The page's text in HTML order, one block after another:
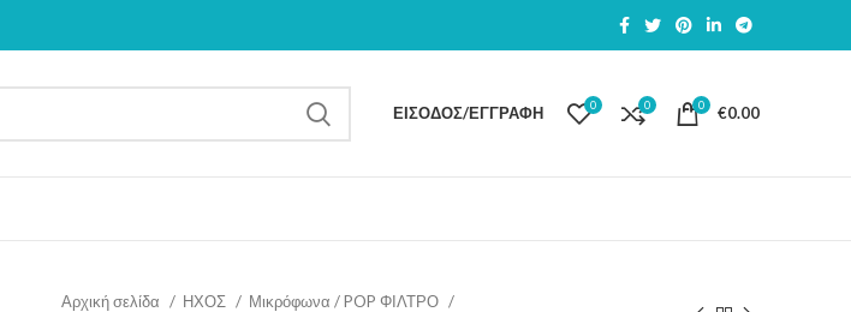
ΕΊΣΟΔΟΣ/ΕΓΓΡΑΦΉ 0 0 0 €0.00
Αρχική σελίδα ΗΧΟΣ
Μικρόφωνα / POP ΦΙΛΤΡΟ